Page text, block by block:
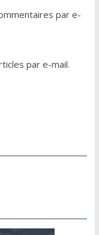
par e-
par e-mail.